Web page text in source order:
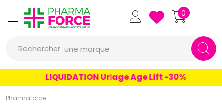
Pharmaforce Grande Pharmacie
0
Rechercher
un conseil
un produit
une marque
LIQUIDATION Uriage Age Lift -30%
Pharmaforce